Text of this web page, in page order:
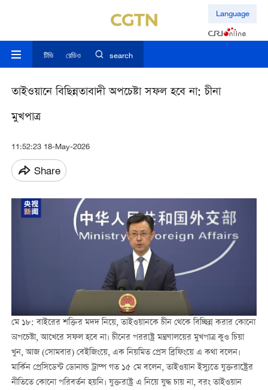
Language
টিভি রেডিও search
তাইওয়ানে বিছিন্নতাবাদী অপচেষ্টা সফল হবে না: ‌চীনা
মুখপাত্র
11:52:23 18-May-2026
Share
মে ১৮: বাইরের শক্তির মদদ নিয়ে, তাইওয়ানকে চীন থেকে বিচ্ছিন্ন করার কোনো
অপচেষ্টা, আখেরে সফল হবে না। চীনের পররাষ্ট্র মন্ত্রণালয়ের মুখপাত্র কুও চিয়া
খুন, আজ (সোমবার) বেইজিংয়ে, এক নিয়মিত প্রেস ব্রিফিংয়ে এ কথা বলেন।
মার্কিন প্রেসিডেন্ট ডোনাল্ড ট্রাম্প গত ১৫ মে বলেন, তাইওয়ান ইস্যুতে যুক্তরাষ্ট্রের
নীতিতে কোনো পরিবর্তন হয়নি। যুক্তরাষ্ট্র এ নিয়ে যুদ্ধ চায় না, বরং তাইওয়ান